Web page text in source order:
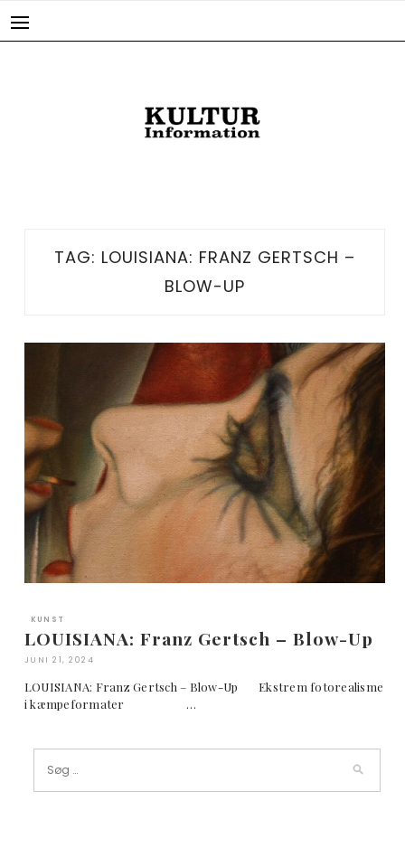
TAG: LOUISIANA: FRANZ GERTSCH –
BLOW-UP
KUNST
LOUISIANA: Franz Gertsch – Blow-Up
JUNI 21, 2024
LOUISIANA: Franz Gertsch – Blow-Up Ekstrem fotorealisme
i kæmpeformater …